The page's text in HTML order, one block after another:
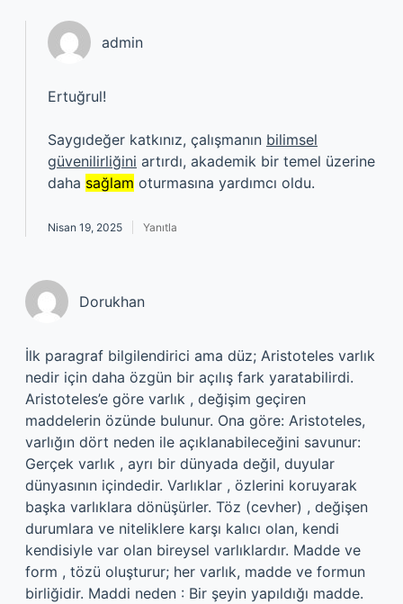
admin
Ertuğrul!
Saygıdeğer katkınız, çalışmanın bilimsel
güvenilirliğini artırdı, akademik bir temel üzerine
daha sağlam oturmasına yardımcı oldu.
Nisan 19, 2025 Yanıtla
Dorukhan
İlk paragraf bilgilendirici ama düz; Aristoteles varlık
nedir için daha özgün bir açılış fark yaratabilirdi.
Aristoteles’e göre varlık , değişim geçiren
maddelerin özünde bulunur. Ona göre: Aristoteles,
varlığın dört neden ile açıklanabileceğini savunur:
Gerçek varlık , ayrı bir dünyada değil, duyular
dünyasının içindedir. Varlıklar , özlerini koruyarak
başka varlıklara dönüşürler. Töz (cevher) , değişen
durumlara ve niteliklere karşı kalıcı olan, kendi
kendisiyle var olan bireysel varlıklardır. Madde ve
form , tözü oluşturur; her varlık, madde ve formun
birliğidir. Maddi neden : Bir şeyin yapıldığı madde.